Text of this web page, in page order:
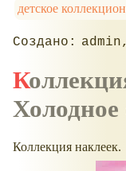
детское
admin
Коллекция наклеек
Холодное
Коллекция наклеек.